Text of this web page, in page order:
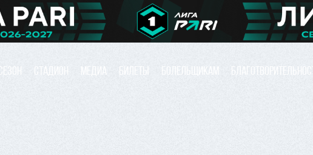
СЕЗОН СТАДИОН МЕДИА БИЛЕТЫ БОЛЕЛЬЩИКАМ